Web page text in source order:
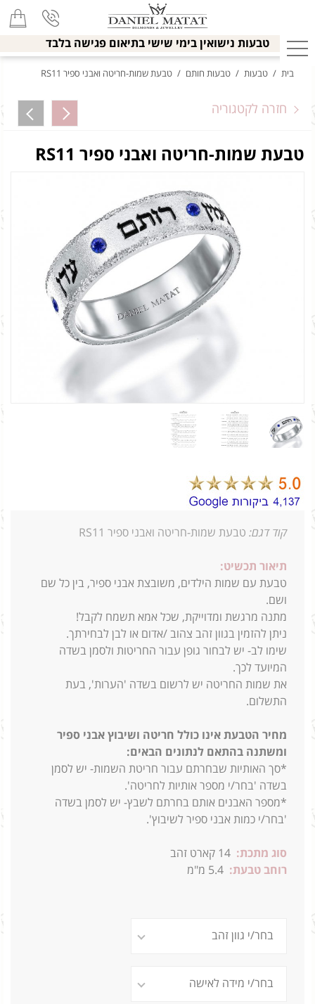
טבעות נישואין בימי שישי בתיאום פגישה בלבד
בית / טבעות / טבעות חותם / טבעת שמות-חריטה ואבני ספיר RS11
חזרה לקטגוריה
טבעת שמות-חריטה ואבני ספיר RS11
קוד דגם: טבעת שמות-חריטה ואבני ספיר RS11
תיאור תכשיט:
טבעת עם שמות הילדים, משובצת אבני ספיר, בין כל שם
ושם.
מתנה מרגשת ומדוייקת, שכל אמא תשמח לקבל!
ניתן להזמין בגוון זהב צהוב /אדום או לבן לבחירתך.
שימו לב- יש לבחור גופן עבור החריטות ולסמן בשדה
המיועד לכך.
את שמות החריטה יש לרשום בשדה 'הערות', בעת
התשלום.
מחיר הטבעת אינו כולל חריטה ושיבוץ אבני ספיר
ומשתנה בהתאם לנתונים הבאים:
*סך האותיות שבחרתם עבור חריטת השמות- יש לסמן
בשדה 'בחר/י מספר אותיות לחריטה'.
*מספר האבנים אותם בחרתם לשבץ- יש לסמן בשדה
'בחר/י כמות אבני ספיר לשיבוץ'.
סוג מתכת: 14 קארט זהב
רוחב טבעת: